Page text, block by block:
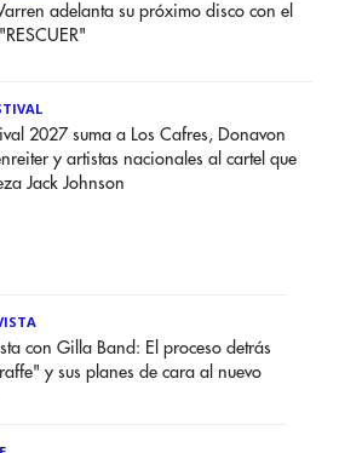
adelanta su próximo disco con el
2027 suma a Los Cafres, Donavon
y artistas nacionales al cartel que
Jack Johnson
con Gilla Band: El proceso detrás
y sus planes de cara al nuevo